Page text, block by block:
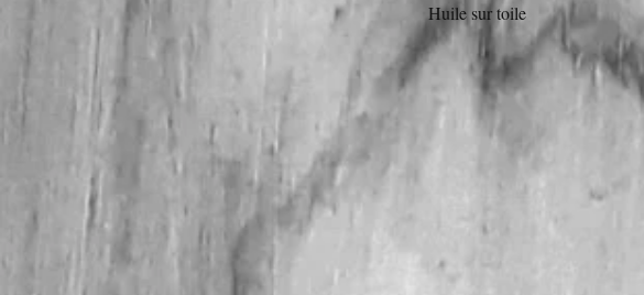
Huile sur toile